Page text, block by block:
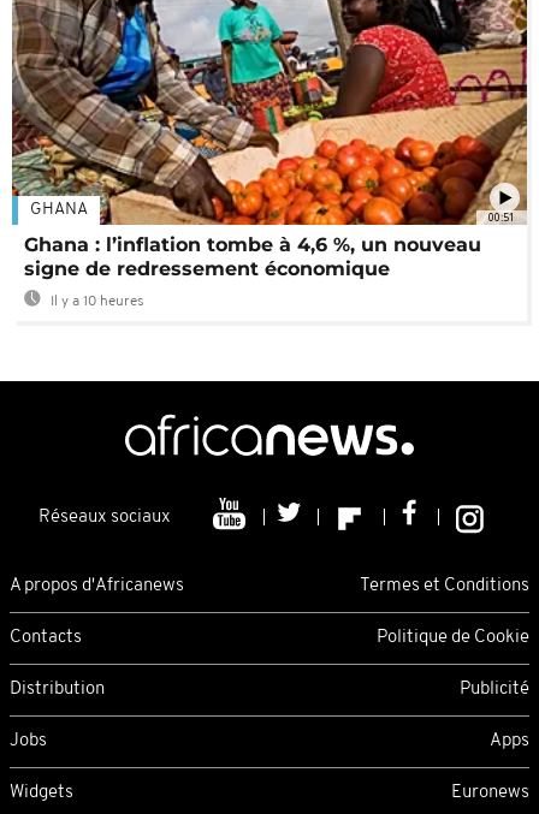
00:51
GHANA
Ghana : l’inflation tombe à 4,6 %, un nouveau
signe de redressement économique
Il y a 10 heures
Réseaux sociaux
A propos d'Africanews Termes et Conditions
Contacts Politique de Cookie
Distribution Publicité
Jobs Apps
Widgets Euronews